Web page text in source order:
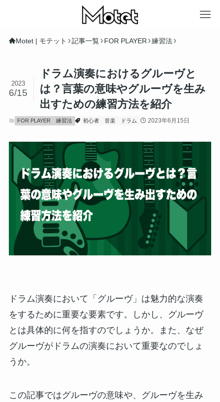
Motet | モテット 記事一覧 FOR PLAYER 練習法
ドラム演奏におけるグルーヴと
は？言葉の意味やグルーヴを生み
出すための練習方法を紹介
2023
6/15
FOR PLAYER 練習法 初心者 音楽 ドラム 2023年6月15日
ドラム演奏において「グルーヴ」は魅力的な演奏
をするために重要な要素です。しかし、グルーヴ
とは具体的に何を指すのでしょうか。また、なぜ
グルーヴがドラムの演奏において重要なのでしょ
うか。
この記事ではグルーヴの意味や、グルーヴを生み